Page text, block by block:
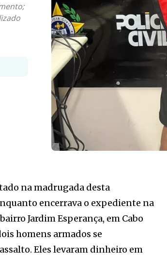
na madrugada desta
encerrava o expediente na
Jardim Esperança, em Cabo
homens armados se
Eles levaram dinheiro em